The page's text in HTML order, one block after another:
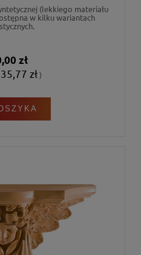
(lekkiego materiału
w kilku wariantach
zł
zł)